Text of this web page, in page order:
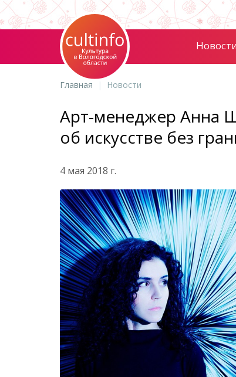
Новости
Главная Новости
Арт-менеджер Анна
об искусстве без
4 мая 2018 г.